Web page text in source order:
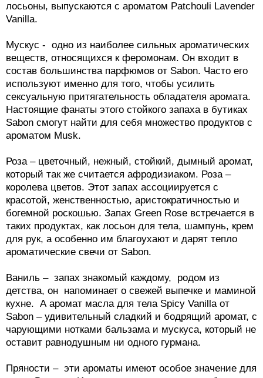
лосьоны, выпускаются с ароматом Patchouli Lavender
Vanilla.
Мускус - одно из наиболее сильных ароматических
веществ, относящихся к феромонам. Он входит в
состав большинства парфюмов от Sabon. Часто его
используют именно для того, чтобы усилить
сексуальную притягательность обладателя аромата.
Настоящие фанаты этого стойкого запаха в бутиках
Sabon смогут найти для себя множество продуктов с
ароматом Musk.
Роза – цветочный, нежный, стойкий, дымный аромат,
который так же считается афродизиаком. Роза –
королева цветов. Этот запах ассоциируется с
красотой, женственностью, аристократичностью и
богемной роскошью. Запах Green Rose встречается в
таких продуктах, как лосьон для тела, шампунь, крем
для рук, а особенно им благоухают и дарят тепло
ароматические свечи от Sabon.
Ваниль – запах знакомый каждому, родом из
детства, он напоминает о свежей выпечке и маминой
кухне. А аромат масла для тела Spicy Vanilla от
Sabon – удивительный сладкий и бодрящий аромат, с
чарующими нотками бальзама и мускуса, который не
оставит равнодушным ни одного гурмана.
Пряности – эти ароматы имеют особое значение для